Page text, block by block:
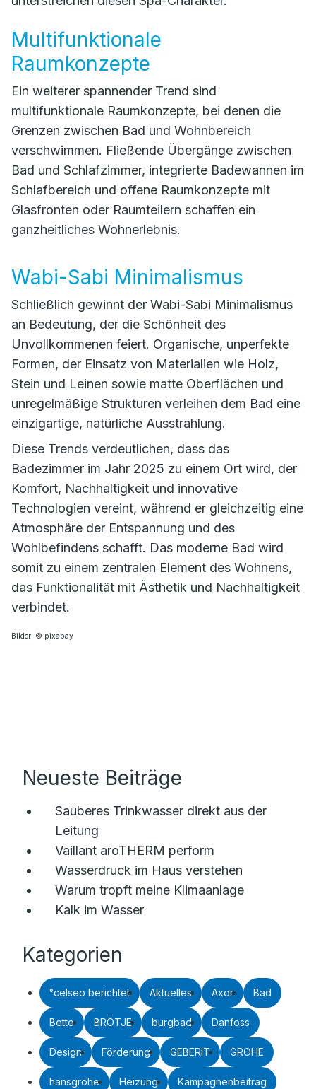
Multifunktionale
Raumkonzepte
Ein weiterer spannender Trend sind
multifunktionale Raumkonzepte, bei denen die
Grenzen zwischen Bad und Wohnbereich
verschwimmen. Fließende Übergänge zwischen
Bad und Schlafzimmer, integrierte Badewannen im
Schlafbereich und offene Raumkonzepte mit
Glasfronten oder Raumteilern schaffen ein
ganzheitliches Wohnerlebnis.
Wabi-Sabi Minimalismus
Schließlich gewinnt der Wabi-Sabi Minimalismus
an Bedeutung, der die Schönheit des
Unvollkommenen feiert. Organische, unperfekte
Formen, der Einsatz von Materialien wie Holz,
Stein und Leinen sowie matte Oberflächen und
unregelmäßige Strukturen verleihen dem Bad eine
einzigartige, natürliche Ausstrahlung.
Diese Trends verdeutlichen, dass das
Badezimmer im Jahr 2025 zu einem Ort wird, der
Komfort, Nachhaltigkeit und innovative
Technologien vereint, während er gleichzeitig eine
Atmosphäre der Entspannung und des
Wohlbefindens schafft. Das moderne Bad wird
somit zu einem zentralen Element des Wohnens,
das Funktionalität mit Ästhetik und Nachhaltigkeit
verbindet.
Bilder: © pixabay
Neueste Beiträge
Sauberes Trinkwasser direkt aus der
Leitung
Vaillant aroTHERM perform
Wasserdruck im Haus verstehen
Warum tropft meine Klimaanlage
Kalk im Wasser
Kategorien
°celseo berichtet Aktuelles Axor Bad
Bette BRÖTJE burgbad Danfoss
Design Förderung GEBERIT GROHE
hansgrohe Heizung Kampagnenbeitrag